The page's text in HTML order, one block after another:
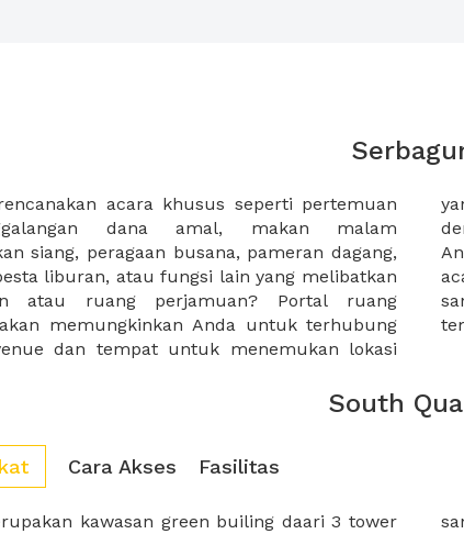
acara khusus seperti pertemuan
dana amal, makan malam
siang, peragaan busana, pameran dagang,
liburan, atau fungsi lain yang melibatkan
atau ruang perjamuan? Portal ruang
memungkinkan Anda untuk terhubung
dan tempat untuk menemukan lokasi
khusus sesuai anggaran Anda. Cukup
singkat di website kami dengan kebutuhan
banyak penawaran seperti bagaimana
XWORK memiliki filter yang akan
dan memungkinkan Anda mengurutkan
South
Cara Akses Fasilitas
kawasan green builing daari 3 tower
penyewa. South Quarter akan menjadi